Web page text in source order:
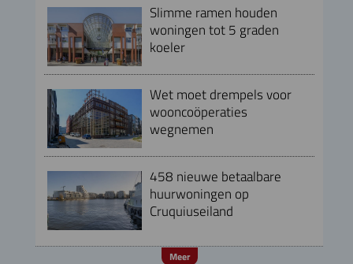
Slimme ramen houden
woningen tot 5 graden
koeler
Wet moet drempels voor
wooncoöperaties
wegnemen
458 nieuwe betaalbare
huurwoningen op
Cruquiuseiland
Meer